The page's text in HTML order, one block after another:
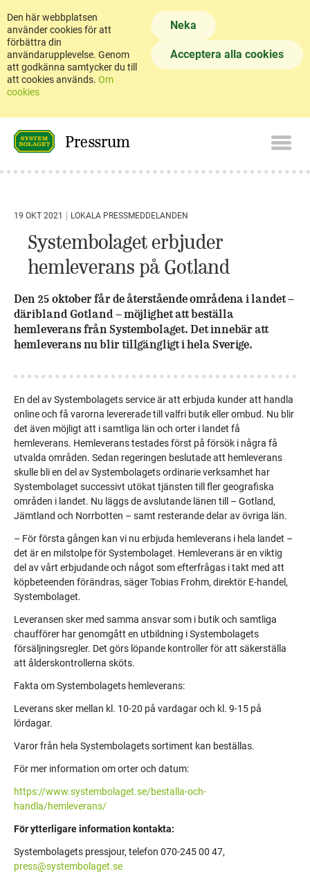
Den här webbplatsen
använder cookies för att
förbättra din
användarupplevelse. Genom
att godkänna samtycker du till
att cookies används. Om
cookies
Neka
Acceptera alla cookies
Pressrum
19 OKT 2021 LOKALA PRESSMEDDELANDEN
Systembolaget erbjuder
hemleverans på Gotland
Den 25 oktober får de återstående områdena i landet –
däribland Gotland – möjlighet att beställa
hemleverans från Systembolaget. Det innebär att
hemleverans nu blir tillgängligt i hela Sverige.
En del av Systembolagets service är att erbjuda kunder att handla
online och få varorna levererade till valfri butik eller ombud. Nu blir
det även möjligt att i samtliga län och orter i landet få
hemleverans. Hemleverans testades först på försök i några få
utvalda områden. Sedan regeringen beslutade att hemleverans
skulle bli en del av Systembolagets ordinarie verksamhet har
Systembolaget successivt utökat tjänsten till fler geografiska
områden i landet. Nu läggs de avslutande länen till – Gotland,
Jämtland och Norrbotten – samt resterande delar av övriga län.
– För första gången kan vi nu erbjuda hemleverans i hela landet –
det är en milstolpe för Systembolaget. Hemleverans är en viktig
del av vårt erbjudande och något som efterfrågas i takt med att
köpbeteenden förändras, säger Tobias Frohm, direktör E-handel,
Systembolaget.
Leveransen sker med samma ansvar som i butik och samtliga
chaufförer hargenomgått en utbildning i Systembolagets
försäljningsregler. Det görs löpande kontroller för att säkerställa
att ålderskontrollerna sköts.
Fakta om Systembolagets hemleverans:
Leverans sker mellan kl. 10-20 på vardagar och kl. 9-15 på
lördagar.
Varor från hela Systembolagets sortiment kan beställas.
För mer information om orter och datum:
https://www.systembolaget.se/bestalla-och-
handla/hemleverans/
För ytterligare information kontakta:
Systembolagets pressjour, telefon 070-245 00 47,
press@systembolaget.se